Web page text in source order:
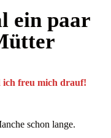
ein paar
ich freu mich drauf!
schon lange.